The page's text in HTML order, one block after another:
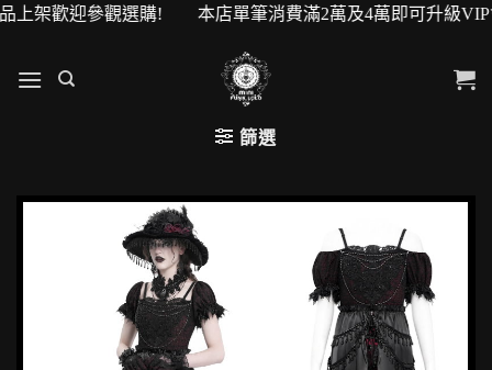
購! 本店單筆消費滿2萬及4萬即可升級VIP會員! 若您
篩選